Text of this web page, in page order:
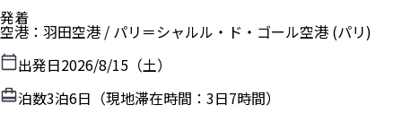
発着
空港 ： 羽田空港 / パリ＝シャルル・ド・ゴール空港 (パリ)
出発日2026/8/15（土）
泊数3泊6日（現地滞在時間： 3日7時間）